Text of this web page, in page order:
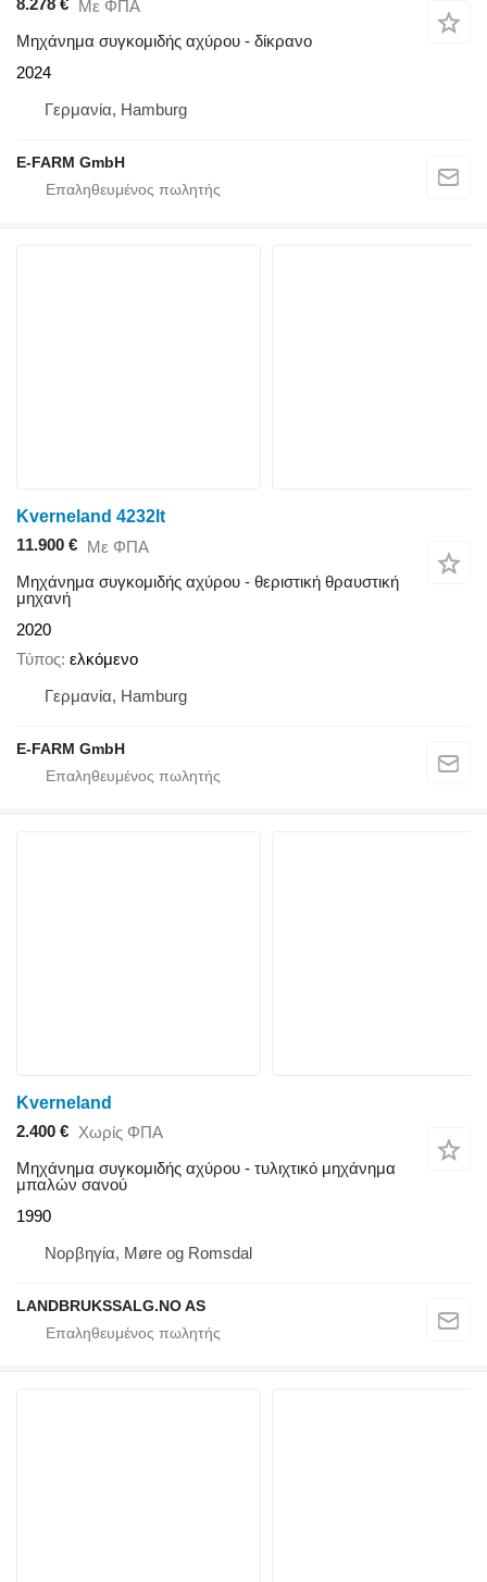
8.278 €
Με ΦΠΑ
Μηχάνημα συγκομιδής αχύρου - δίκρανο
2024
Γερμανία, Hamburg
E-FARM GmbH
Kverneland 4232lt
11.900 € Με ΦΠΑ
Μηχάνημα συγκομιδής αχύρου - θεριστική θραυστική
μηχανή
2020
Τύπος ελκόμενο
Γερμανία, Hamburg
E-FARM GmbH
Kverneland
2.400 € Χωρίς ΦΠΑ
Μηχάνημα συγκομιδής αχύρου - τυλιχτικό μηχάνημα
μπαλών σανού
1990
Νορβηγία, Møre og Romsdal
LANDBRUKSSALG.NO AS